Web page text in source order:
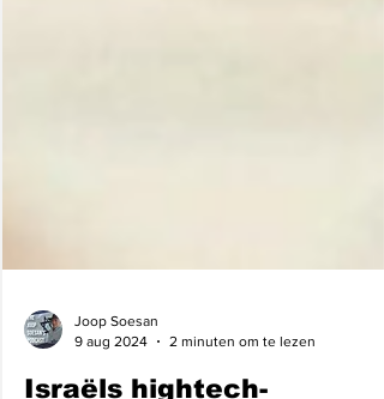
9 aug 2024
2 minuten om te lezen